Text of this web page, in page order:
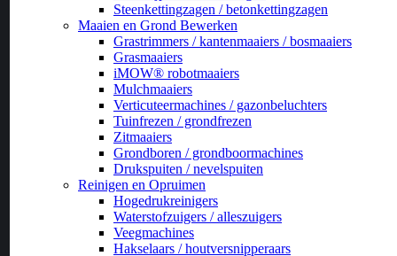
Steenkettingzagen / betonkettingzagen
Maaien en Grond Bewerken
Grastrimmers / kantenmaaiers / bosmaaiers
Grasmaaiers
iMOW® robotmaaiers
Mulchmaaiers
Verticuteermachines / gazonbeluchters
Tuinfrezen / grondfrezen
Zitmaaiers
Grondboren / grondboormachines
Drukspuiten / nevelspuiten
Reinigen en Opruimen
Hogedrukreinigers
Waterstofzuigers / alleszuigers
Veegmachines
Hakselaars / houtversnipperaars